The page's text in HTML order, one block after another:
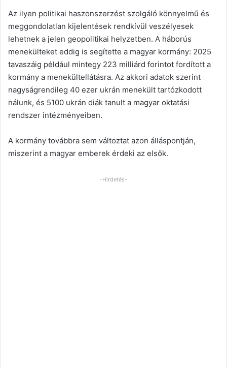
Az ilyen politikai haszonszerzést szolgáló könnyelmű és
meggondolatlan kijelentések rendkívül veszélyesek
lehetnek a jelen geopolitikai helyzetben. A háborús
menekülteket eddig is segítette a magyar kormány: 2025
tavaszáig például mintegy 223 milliárd forintot fordított a
kormány a menekültellátásra. Az akkori adatok szerint
nagyságrendileg 40 ezer ukrán menekült tartózkodott
nálunk, és 5100 ukrán diák tanult a magyar oktatási
rendszer intézményeiben.
A kormány továbbra sem változtat azon álláspontján,
miszerint a magyar emberek érdeki az elsők.
-Hirdetés-